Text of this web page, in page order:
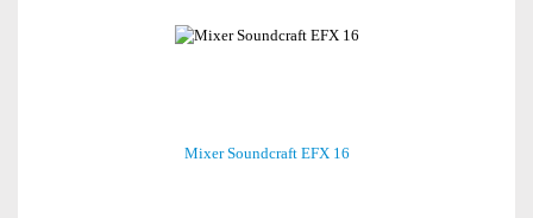
Mixer Soundcraft EFX 16